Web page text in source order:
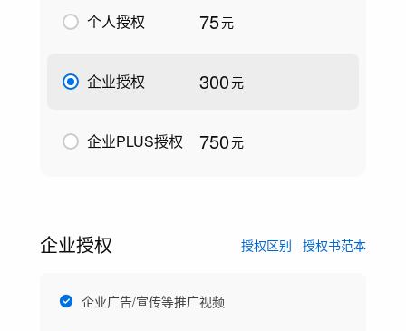
个人授权 75元
企业授权 300元
企业PLUS授权 750元
企业授权 授权区别 授权书范本
企业广告/宣传等推广视频